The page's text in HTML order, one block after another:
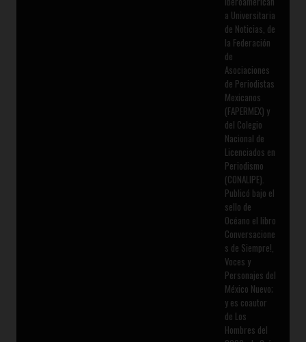
a Universitaria
de Noticias, de
la Federación
de
Asociaciones
de Periodistas
Mexicanos
(FAPERMEX) y
del Colegio
Nacional de
Licenciados en
Periodismo
(CONALIPE).
Publicó bajo el
sello de
Océano el libro
Conversacione
s de Siempre!,
Voces y
Personajes del
México Nuevo;
y es coautor
de Los
Hombres del